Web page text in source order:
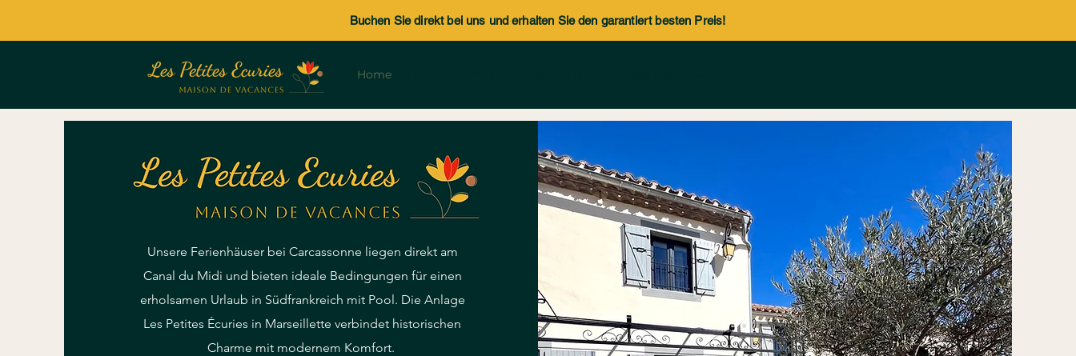
Buchen Sie direkt bei uns und erhalten Sie den garantiert besten Preis!
Home
Unsere Ferienhäuser bei Carcassonne liegen direkt am
Canal du Midi und bieten ideale Bedingungen für einen
erholsamen Urlaub in Südfrankreich mit Pool. Die Anlage
Les Petites Écuries in Marseillette verbindet historischen
Charme mit modernem Komfort.